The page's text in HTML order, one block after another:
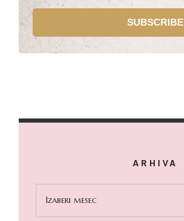
SUBSCRIBE
ARHIVA